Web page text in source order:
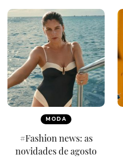
MODA
#Fashion news: as
novidades de agosto